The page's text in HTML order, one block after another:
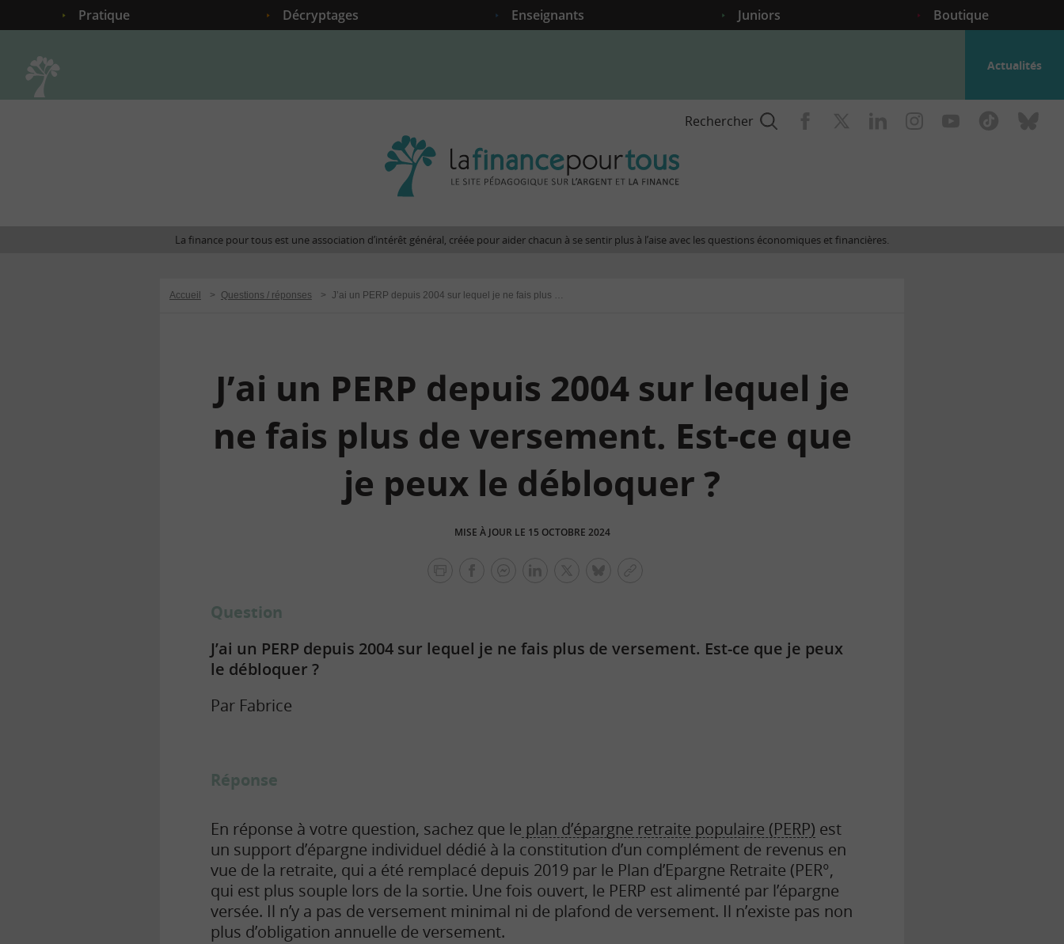
Pratique Décryptages Enseignants Juniors Boutique
Actualités
Rechercher
finance
site
La finance pour tous est une association d’intérêt général, créée pour aider chacun à se sentir plus à l’aise avec les questions économiques et financières.
Accueil > Questions / réponses > J’ai un PERP depuis 2004 sur lequel je ne fais plus de versement. Est-ce que je peux le débloquer ?
J’ai un PERP depuis 2004 sur lequel je
ne fais plus de versement. Est-ce que
je peux le débloquer ?
MISE À JOUR LE 15 OCTOBRE 2024
Question
J’ai un PERP depuis 2004 sur lequel je ne fais plus de versement. Est-ce que je peux
le débloquer ?
Par Fabrice
Réponse
En réponse à votre question, sachez que le plan d’épargne retraite populaire (PERP) est
un support d’épargne individuel dédié à la constitution d’un complément de revenus en
vue de la retraite, qui a été remplacé depuis 2019 par le Plan d’Epargne Retraite (PER°,
qui est plus souple lors de la sortie. Une fois ouvert, le PERP est alimenté par l’épargne
versée. Il n’y a pas de versement minimal ni de plafond de versement. Il n’existe pas non
plus d’obligation annuelle de versement.